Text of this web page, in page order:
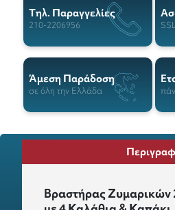
Tηλ. Παραγγελίες
210-2206956
Άμεση Παράδοση
σε όλη την Ελλάδα
Βραστήρας Ζυμαρικών